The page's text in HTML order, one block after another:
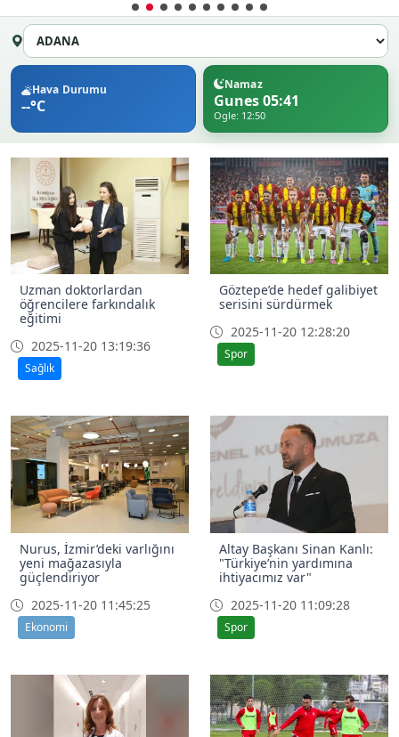
Hava Durumu
--°C
Namaz
Gunes 05:41
Ogle: 12:50
Uzman doktorlardan
öğrencilere farkındalık
eğitimi
2025-11-20 13:19:36
Sağlık
Göztepe’de hedef galibiyet
serisini sürdürmek
2025-11-20 12:28:20
Spor
Nurus, İzmir’deki varlığını
yeni mağazasıyla
güçlendiriyor
2025-11-20 11:45:25
Ekonomi
Altay Başkanı Sinan Kanlı:
"Türkiye’nin yardımına
ihtiyacımız var"
2025-11-20 11:09:28
Spor